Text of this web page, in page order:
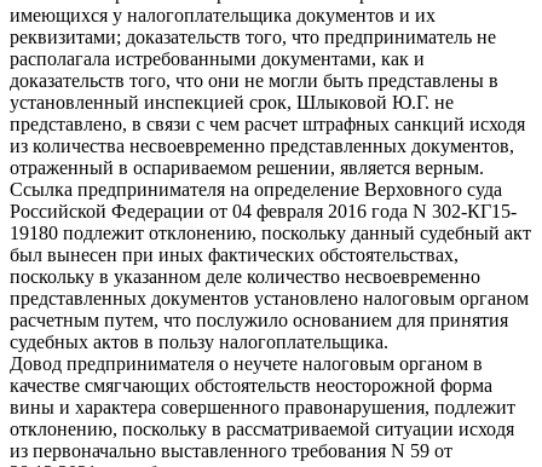
имеющихся у налогоплательщика документов и их
реквизитами; доказательств того, что предприниматель не
располагала истребованными документами, как и
доказательств того, что они не могли быть представлены в
установленный инспекцией срок, Шлыковой Ю.Г. не
представлено, в связи с чем расчет штрафных санкций исходя
из количества несвоевременно представленных документов,
отраженный в оспариваемом решении, является верным.
Ссылка предпринимателя на определение Верховного суда
Российской Федерации от 04 февраля 2016 года N 302-КГ15-
19180 подлежит отклонению, поскольку данный судебный акт
был вынесен при иных фактических обстоятельствах,
поскольку в указанном деле количество несвоевременно
представленных документов установлено налоговым органом
расчетным путем, что послужило основанием для принятия
судебных актов в пользу налогоплательщика.
Довод предпринимателя о неучете налоговым органом в
качестве смягчающих обстоятельств неосторожной форма
вины и характера совершенного правонарушения, подлежит
отклонению, поскольку в рассматриваемой ситуации исходя
из первоначально выставленного требования N 59 от